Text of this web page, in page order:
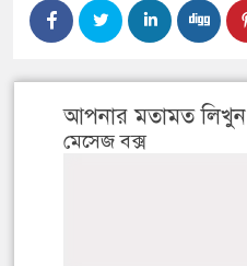
আপনার মতামত লিখুন
মেসেজ বক্স